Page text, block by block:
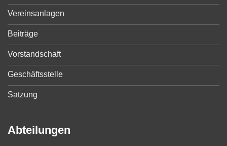
Vereinsanlagen
Beiträge
Vorstandschaft
Geschäftsstelle
Satzung
Abteilungen